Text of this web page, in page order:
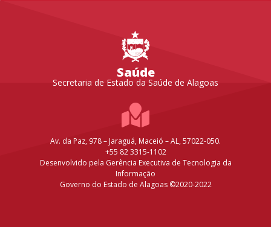
Saúde
Secretaria de Estado da Saúde de Alagoas
Av. da Paz, 978 – Jaraguá, Maceió – AL, 57022-050.
+55 82 3315-1102
Desenvolvido pela Gerência Executiva de Tecnologia da
Informação
Governo do Estado de Alagoas ©2020-2022